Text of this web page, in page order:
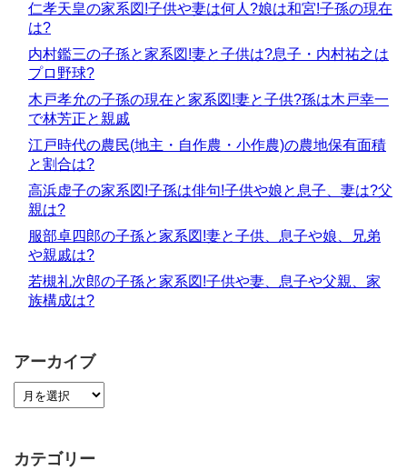
仁孝天皇の家系図!子供や妻は何人?娘は和宮!子孫の現在
は?
内村鑑三の子孫と家系図!妻と子供は?息子・内村祐之は
プロ野球?
木戸孝允の子孫の現在と家系図!妻と子供?孫は木戸幸一
で林芳正と親戚
江戸時代の農民(地主・自作農・小作農)の農地保有面積
と割合は?
高浜虚子の家系図!子孫は俳句!子供や娘と息子、妻は?父
親は?
服部卓四郎の子孫と家系図!妻と子供、息子や娘、兄弟
や親戚は?
若槻礼次郎の子孫と家系図!子供や妻、息子や父親、家
族構成は?
アーカイブ
カテゴリー